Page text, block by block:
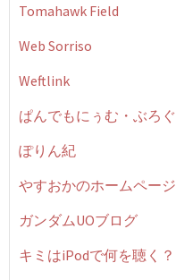
Tomahawk Field
Web Sorriso
Weftlink
ぱんでもにぅむ・ぶろぐ
ぽりん紀
やすおかのホームページ
ガンダムUOブログ
キミはiPodで何を聴く？